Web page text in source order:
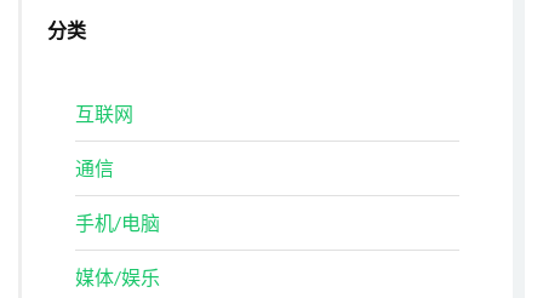
分类
互联网
通信
手机/电脑
媒体/娱乐